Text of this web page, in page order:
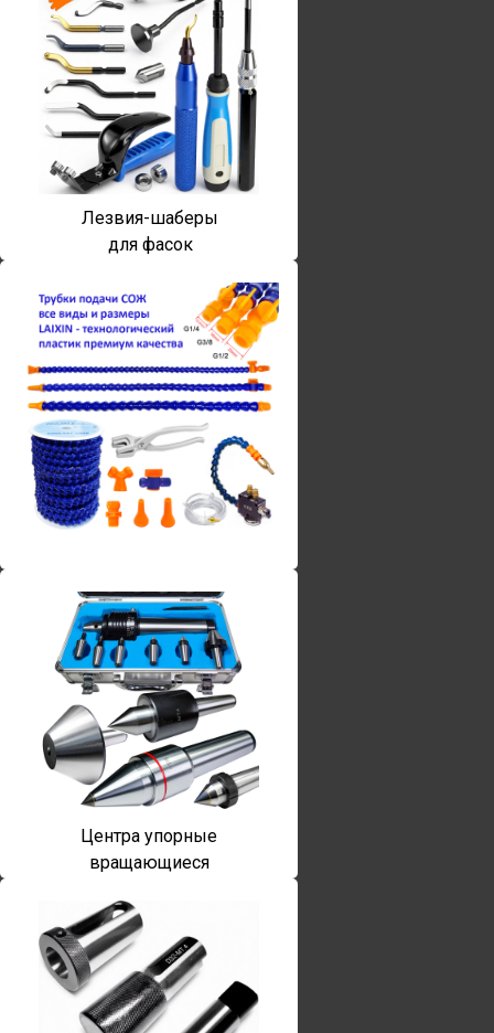
Лезвия-шаберы
для фасок
Винты torx
Центра упорные
вращающиеся